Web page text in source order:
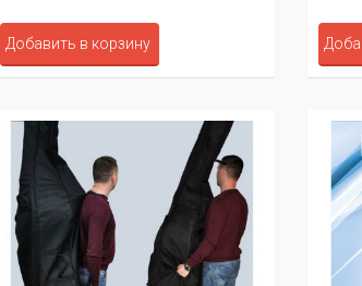
Добавить в корзину